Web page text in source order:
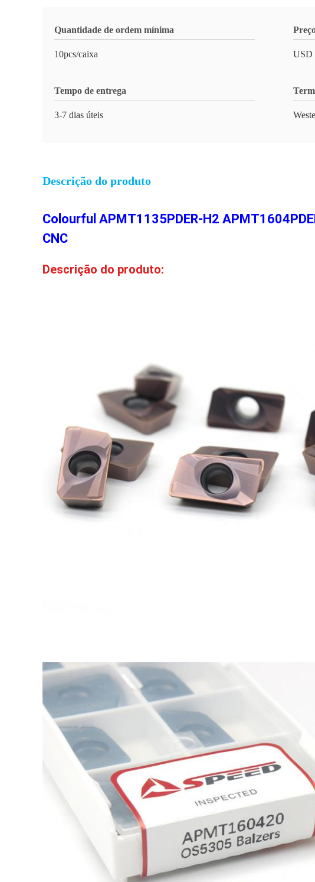
Quantidade de ordem mínima
10pcs/caixa USD
Tempo de entrega
3-7 dias úteis
Descrição do produto
Colourful APMT1135PDER-H2
CNC
Descrição do produto: